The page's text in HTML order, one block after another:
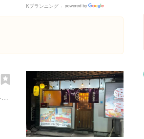
Kプランニング
Places
栃木県宇都宮市昭和１丁目１-２１